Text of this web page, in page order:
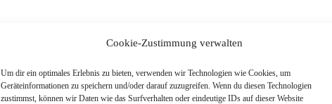
Cookie-Zustimmung verwalten
Um dir ein optimales Erlebnis zu bieten, verwenden wir Technologien wie Cookies, um
Geräteinformationen zu speichern und/oder darauf zuzugreifen. Wenn du diesen Technologien
zustimmst, können wir Daten wie das Surfverhalten oder eindeutige IDs auf dieser Website